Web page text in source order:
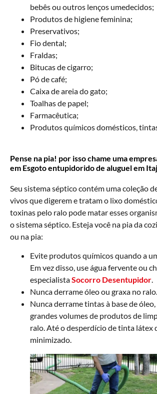
bebês ou outros lenços umedecidos;
Produtos de higiene feminina;
Preservativos;
Fio dental;
Fraldas;
Bitucas de cigarro;
Pó de café;
Caixa de areia do gato;
Toalhas de papel;
Farmacêutica;
Produtos químicos domésticos,
Pense na pia! por isso chame uma
em Esgoto entupidorido de aluguel em
Seu sistema séptico contém uma coleção
vivos que digerem e tratam o lixo
toxinas pelo ralo pode matar esses
o sistema séptico. Esteja você na pia da
ou na pia:
Evite produtos químicos quando a
Em vez disso, use água fervente ou
especialistaSocorro Desentupidor.
Nunca derrame óleo ou graxa no ralo.
Nunca derrame tintas à base de
grandes volumes de produtos de
ralo. Até o desperdício de tinta látex
minimizado.